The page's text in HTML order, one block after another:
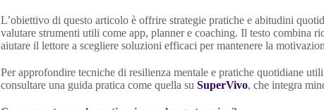
L’obiettivo di questo articolo è offrire strategie pratiche e abitudini
valutare strumenti utili come app, planner e coaching. Il testo combina
aiutare il lettore a scegliere soluzioni efficaci per mantenere la
Per approfondire tecniche di resilienza mentale e pratiche quotidiane
consultare una guida pratica come quella su SuperVivo, che integra